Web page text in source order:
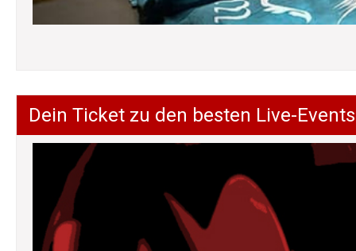
Dein Ticket zu den besten Live-Events